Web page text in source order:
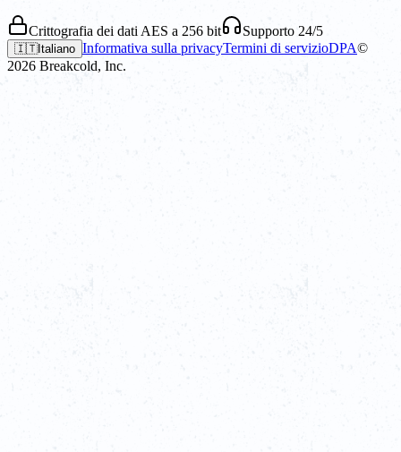
Crittografia dei dati AES a 256 bit Supporto 24/5
🇮🇹Italiano Informativa sulla privacyTermini di servizioDPA©
2026 Breakcold, Inc.